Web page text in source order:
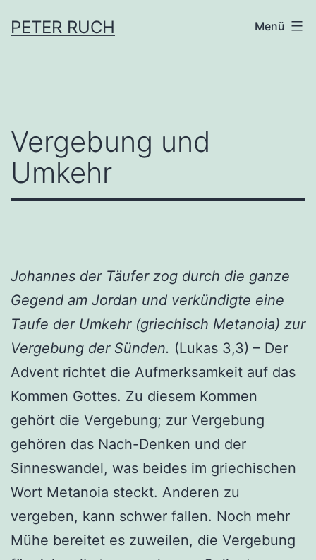
Inhalt
PETER RUCH Menü
Vergebung und
Umkehr
Johannes der Täufer zog durch die ganze
Gegend am Jordan und verkündigte eine
Taufe der Umkehr (griechisch Metanoia) zur
Vergebung der Sünden. (Lukas 3,3) – Der
Advent richtet die Aufmerksamkeit auf das
Kommen Gottes. Zu diesem Kommen
gehört die Vergebung; zur Vergebung
gehören das Nach-Denken und der
Sinneswandel, was beides im griechischen
Wort Metanoia steckt. Anderen zu
vergeben, kann schwer fallen. Noch mehr
Mühe bereitet es zuweilen, die Vergebung